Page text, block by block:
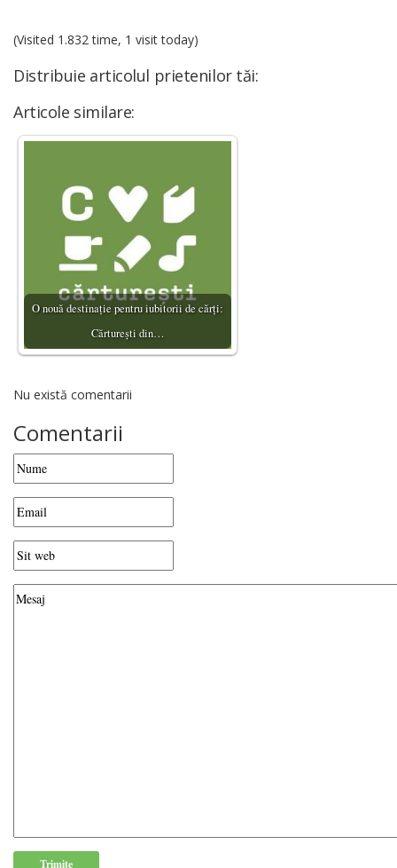
(Visited 1.832 time, 1 visit today)
Distribuie articolul prietenilor tăi:
Articole similare:
O nouă destinație pentru iubitorii de cărți:
Cărturești din…
Nu există comentarii
Comentarii